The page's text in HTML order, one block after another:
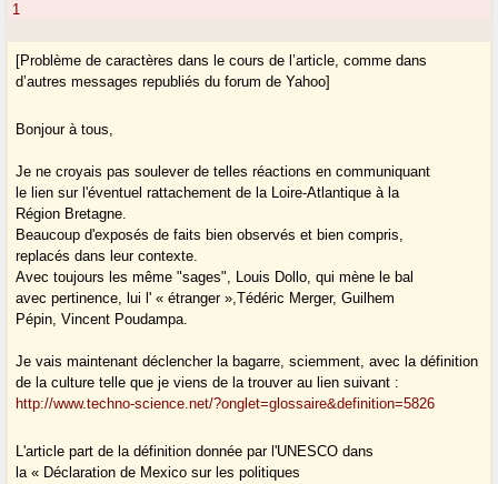
1
[Problème de caractères dans le cours de l’article, comme dans
d’autres messages republiés du forum de Yahoo]
Bonjour à tous,
Je ne croyais pas soulever de telles réactions en communiquant
le lien sur l'éventuel rattachement de la Loire-Atlantique à la
Région Bretagne.
Beaucoup d'exposés de faits bien observés et bien compris,
replacés dans leur contexte.
Avec toujours les même "sages", Louis Dollo, qui mène le bal
avec pertinence, lui l' « étranger »,Tédéric Merger, Guilhem
Pépin, Vincent Poudampa.
Je vais maintenant déclencher la bagarre, sciemment, avec la définition
de la culture telle que je viens de la trouver au lien suivant :
http://www.techno-science.net/?onglet=glossaire&definition=5826
L'article part de la définition donnée par l'UNESCO dans
la « Déclaration de Mexico sur les politiques